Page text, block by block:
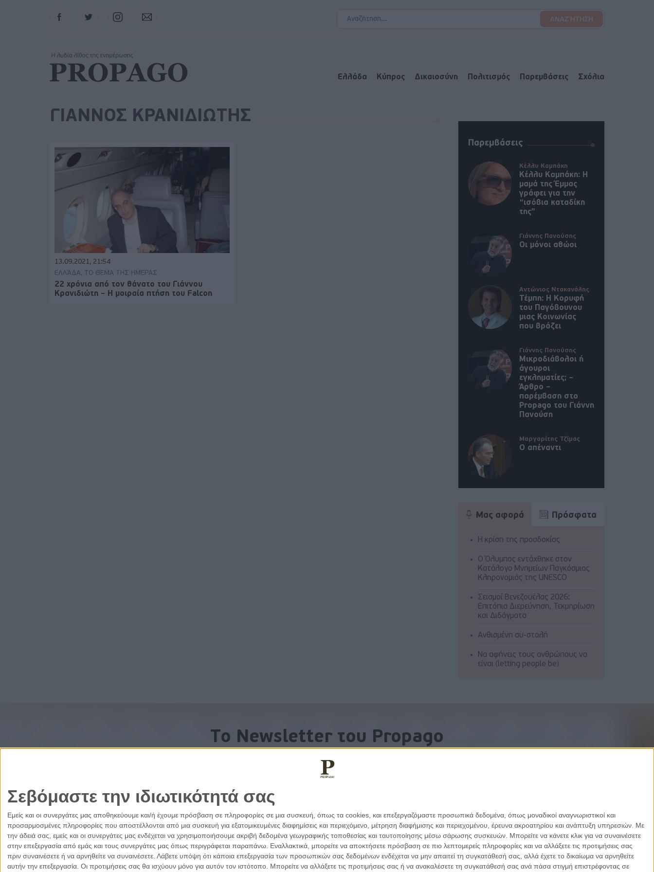
Σεβόμαστε την ιδιωτικότητά σας
Εμείς και οι συνεργάτες μας αποθηκεύουμε και/ή έχουμε πρόσβαση σε πληροφορίες σε μια συσκευή, όπως τα cookies, και επεξεργαζόμαστε προσωπικά δεδομένα, όπως μοναδικοί αναγνωριστικοί και
προσαρμοσμένες πληροφορίες που αποστέλλονται από μια συσκευή για εξατομικευμένες διαφημίσεις και περιεχόμενο, μέτρηση διαφήμισης και περιεχομένου, έρευνα ακροατηρίου και ανάπτυξη υπηρεσιών. Με
την άδειά σας, εμείς και οι συνεργάτες μας ενδέχεται να χρησιμοποιήσουμε ακριβή δεδομένα γεωγραφικής τοποθεσίας και ταυτοποίησης μέσω σάρωσης συσκευών. Μπορείτε να κάνετε κλικ για να συναινέσετε
στην επεξεργασία από εμάς και τους συνεργάτες μας όπως περιγράφεται παραπάνω. Εναλλακτικά, μπορείτε να αποκτήσετε πρόσβαση σε πιο λεπτομερείς πληροφορίες και να αλλάξετε τις προτιμήσεις σας
πριν συναινέσετε ή να αρνηθείτε να συναινέσετε. Λάβετε υπόψη ότι κάποια επεξεργασία των προσωπικών σας δεδομένων ενδέχεται να μην απαιτεί τη συγκατάθεσή σας, αλλά έχετε το δικαίωμα να αρνηθείτε
αυτήν την επεξεργασία. Οι προτιμήσεις σας θα ισχύουν μόνο για αυτόν τον ιστότοπο. Μπορείτε να αλλάξετε τις προτιμήσεις σας ή να ανακαλέσετε τη συγκατάθεσή σας ανά πάσα στιγμή επιστρέφοντας σε
FacebookTwitter InstagramContact
Ελλάδα Κύπρος Δικαιοσύνη Πολιτισμός Παρεμβάσεις Σχόλια
ΓΙΑΝΝΟΣ ΚΡΑΝΙΔΙΩΤΗΣ
13.09.2021, 21:54
ΕΛΛΆΔΑ, ΤΟ ΘΈΜΑ ΤΗΣ ΗΜΈΡΑΣ
22 χρόνια από τον θάνατο του Γιάννου
Κρανιδιώτη – Η μοιραία πτήση του Falcon
Παρεμβάσεις
Κέλλυ Καμπάκη
Κέλλυ Καμπάκη: Η
μαμά της Έμμας
γράφει για την
“ισόβια καταδίκη
της”
Γιάννης Πανούσης
Οι μόνοι αθώοι
Αντώνιος Ντακανάλης
Τέμπη: Η Κορυφή
του Παγόβουνου
μιας Κοινωνίας
που βράζει
Γιάννης Πανούσης
Μικροδιάβολοι ή
άγουροι
εγκληματίες; –
Άρθρο –
παρέμβαση στο
Propago του Γιάννη
Πανούση
Μαργαρίτης Τζίμας
Ο απέναντι
Μας αφορά Πρόσφατα
Η κρίση της προσδοκίας
Ο Όλυμπος εντάχθηκε στον
Κατάλογο Μνημείων Παγκόσμιας
Κληρονομιάς της UNESCO
Σεισμοί Βενεζουέλας 2026:
Επιτόπια Διερεύνηση, Τεκμηρίωση
και Διδάγματα
Ανθισμένη συ-στολή
Να αφήνεις τους ανθρώπους να
είναι (letting people be)
To Newsletter του Propago
Λάβετε την ανάλυση της ημέρας στο email σας
Ελλάδα Κύπρος Δικαιοσύνη Πολιτισμός Παρεμβάσεις Designed by Porcupine Colors-Developed by Joinweb